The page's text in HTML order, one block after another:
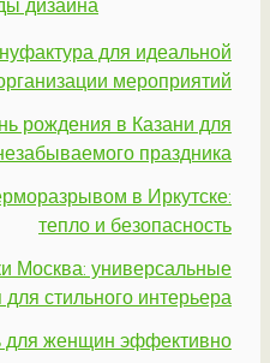
дизайна
для идеальной
мероприятий
рождения в Казани для
праздника
в Иркутске:
тепло и безопасность
Москва: универсальные
стильного интерьера
для женщин эффективно